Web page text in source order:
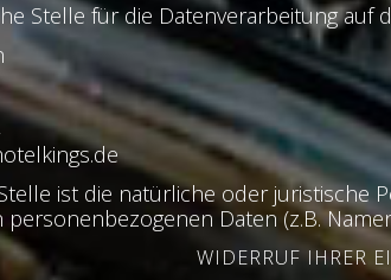
Stelle für die Datenverarbeitung auf
ist die natürliche oder juristische
Daten (z.B.
WIDERRUF IHRER